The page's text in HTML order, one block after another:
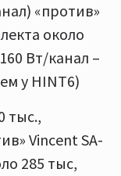
«против»
около
Вт/канал –
у HINT6)
тыс.,
Vincent SA-
285 тыс,